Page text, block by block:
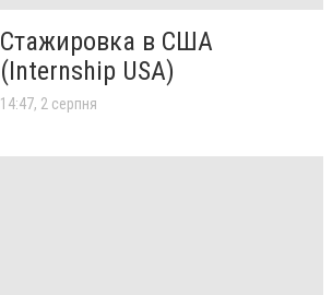
Стажировка в США
(Internship USA)
14:47, 2 серпня